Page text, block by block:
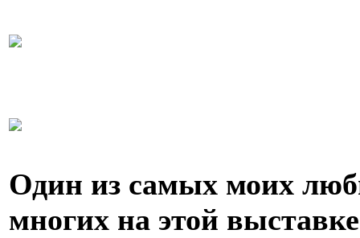
Один из самых моих
многих на этой